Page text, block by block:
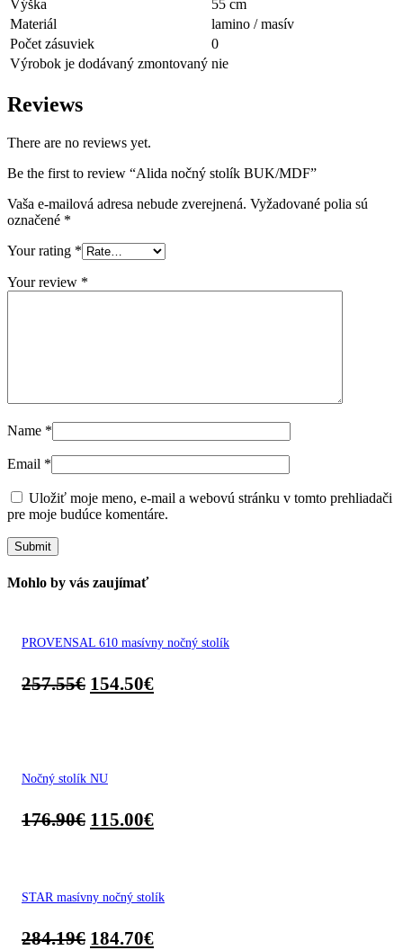
Výška
55 cm
Materiál
lamino / masív
Počet zásuviek
0
Výrobok je dodávaný zmontovaný nie
Reviews
There are no reviews yet.
Be the first to review “Alida nočný stolík BUK/MDF”
Vaša e-mailová adresa nebude zverejnená. Vyžadované polia sú
označené *
Your rating *
Your review *
Name *
Email *
Uložiť moje meno, e-mail a webovú stránku v tomto prehliadači
pre moje budúce komentáre.
Mohlo by vás zaujímať
PROVENSAL 610 masívny nočný stolík
257.55€ 154.50€
Nočný stolík NU
176.90€ 115.00€
STAR masívny nočný stolík
284.19€ 184.70€